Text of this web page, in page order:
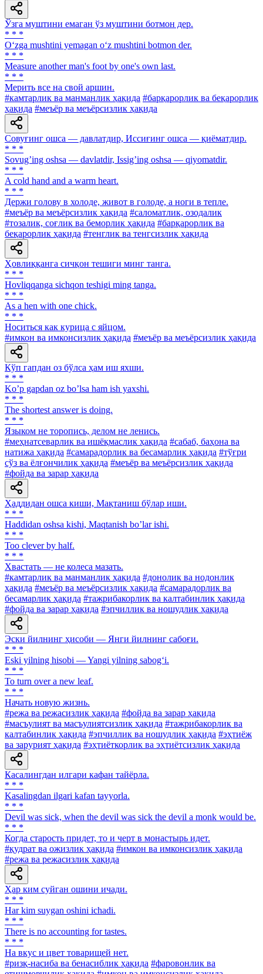
Ўзга муштини емаган ўз муштини ботмон дер.
* * *
O‘zga mushtini yemagan o‘z mushtini botmon der.
* * *
Measure another man's foot by one's own last.
* * *
Мерить все на свой аршин.
#камтарлик ва манманлик ҳақида #барқарорлик ва беқарорлик
ҳақида #меъёр ва меъёрсизлик ҳақида
Совуғинг ошса — давлатдир, Иссиғинг ошса — қиёматдир.
* * *
Sovugʼing oshsa — davlatdir, Issigʼing oshsa — qiyomatdir.
* * *
A cold hand and a warm heart.
* * *
Держи голову в холоде, живот в голоде, а ноги в тепле.
#меъёр ва меъёрсизлик ҳақида #саломатлик, озодалик
#тозалик, соғлик ва беморлик ҳақида #барқарорлик ва
беқарорлик ҳақида #тенглик ва тенгсизлик ҳақида
Ҳовлиққанга сичқон тешиги минг танга.
* * *
Hovliqqanga sichqon teshigi ming tanga.
* * *
As a hen with one chick.
* * *
Носиться как курица с яйцом.
#имкон ва имконсизлик ҳақида #меъёр ва меъёрсизлик ҳақида
Кўп гапдан оз бўлса ҳам иш яхши.
* * *
Koʼp gapdan oz boʼlsa ham ish yaxshi.
* * *
The shortest answer is doing.
* * *
Языком не торопись, делом не ленись.
#меҳнатсеварлик ва ишёқмаслик ҳақида #сабаб, баҳона ва
натижа ҳақида #самарадорлик ва бесамарлик ҳақида #тўғри
сўз ва ёлғончилик ҳақида #меъёр ва меъёрсизлик ҳақида
#фойда ва зарар ҳақида
Ҳаддидан ошса киши, Мақтаниш бўлар иши.
* * *
Haddidan oshsa kishi, Maqtanish boʼlar ishi.
* * *
Too clever by half.
* * *
Хвастать — не колеса мазать.
#камтарлик ва манманлик ҳақида #донолик ва нодонлик
ҳақида #меъёр ва меъёрсизлик ҳақида #самарадорлик ва
бесамарлик ҳақида #тажрибакорлик ва калтабинлик ҳақида
#фойда ва зарар ҳақида #эпчиллик ва ношудлик ҳақида
Эски йилнинг ҳисоби — Янги йилнинг сабоғи.
* * *
Eski yilning hisobi — Yangi yilning sabog‘i.
* * *
To turn over a new leaf.
* * *
Начать новую жизнь.
#режа ва режасизлик ҳақида #фойда ва зарар ҳақида
#масъулият ва масъулиятсизлик ҳақида #тажрибакорлик ва
калтабинлик ҳақида #эпчиллик ва ношудлик ҳақида #эҳтиёж
ва зарурият ҳақида #эҳтиёткорлик ва эҳтиётсизлик ҳақида
Касалингдан илгари кафан тайёрла.
* * *
Kasalingdan ilgari kafan tayyorla.
* * *
Devil was sick, when the devil was sick the devil a monk would be.
* * *
Когда старость придет, то и черт в монастырь идет.
#қудрат ва ожизлик ҳақида #имкон ва имконсизлик ҳақида
#режа ва режасизлик ҳақида
Ҳар ким суйган ошини ичади.
* * *
Har kim suygan oshini ichadi.
* * *
There is no accounting for tastes.
* * *
Ha вкус и цвет товарищей нет.
#ризқ-насиба ва бенасиблик ҳақида #фаровонлик ва